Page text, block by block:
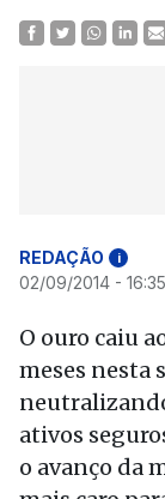
REDAÇÃO i
02/09/2014 - 16:35
O ouro caiu
meses nesta
ativos
o avanço da